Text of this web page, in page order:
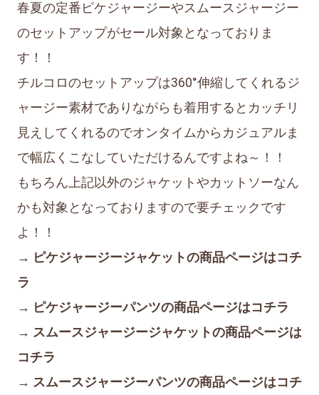
春夏の定番ピケジャージーやスムースジャージー
のセットアップがセール対象となっておりま
す！！
チルコロのセットアップは360°伸縮してくれるジ
ャージー素材でありながらも着用するとカッチリ
見えしてくれるのでオンタイムからカジュアルま
で幅広くこなしていただけるんですよね～！！
もちろん上記以外のジャケットやカットソーなん
かも対象となっておりますので要チェックです
よ！！
→ ピケジャージージャケットの商品ページはコチ
ラ
→ ピケジャージーパンツの商品ページはコチラ
→ スムースジャージージャケットの商品ページは
コチラ
→ スムースジャージーパンツの商品ページはコチ